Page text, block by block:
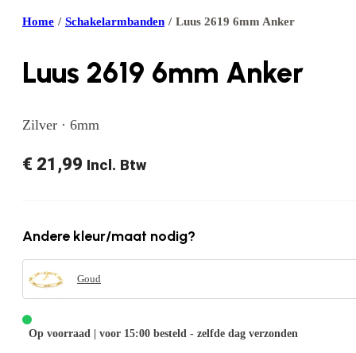
Home / Schakelarmbanden / Luus 2619 6mm Anker
Luus 2619 6mm Anker
Zilver · 6mm
€ 21,99 Incl. Btw
Andere kleur/maat nodig?
Goud
Op voorraad | voor 15:00 besteld - zelfde dag verzonden